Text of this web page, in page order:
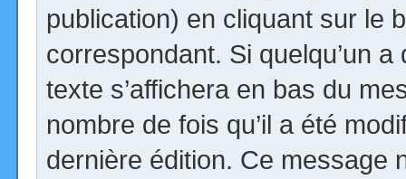
publication) en cliquant sur le
correspondant. Si quelqu’un
texte s’affichera en bas du
nombre de fois qu’il a été
dernière édition. Ce message